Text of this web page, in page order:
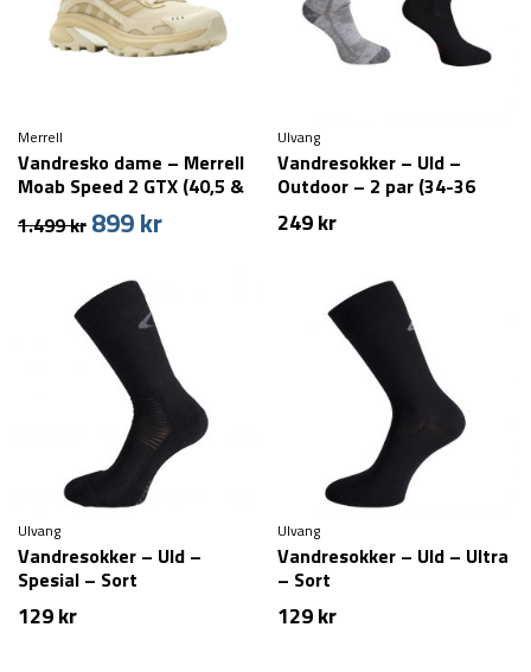
Merrell
Vandresko dame – Merrell
Moab Speed 2 GTX (40,5 &
42,5 tilbage)
1.499kr Den
pris
var:
1.499 kr.
899krDen
Ulvang
Vandresokker – Uld –
Outdoor – 2 par (34-36
tilbage)
249kr
Ulvang
Vandresokker – Uld –
Spesial – Sort
129kr
Ulvang
Vandresokker – Uld – Ultra
– Sort
129kr